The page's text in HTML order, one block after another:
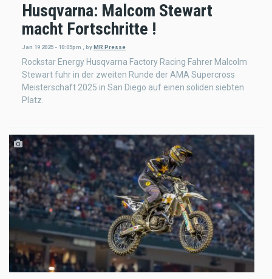
Husqvarna: Malcom Stewart
macht Fortschritte !
Jan 19 2025 - 10:05pm byMR Presse
Rockstar Energy Husqvarna Factory Racing Fahrer Malcolm
Stewart fuhr in der zweiten Runde der AMA Supercross
Meisterschaft 2025 in San Diego auf einen soliden siebten
Platz.